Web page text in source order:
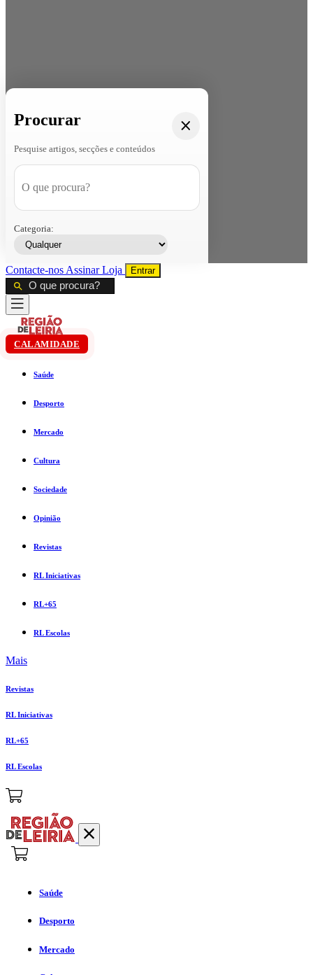
Procurar
Pesquise artigos, secções e conteúdos
Categoria:
Contacte-nos AssinarLoja Entrar
CALAMIDADE
Saúde
Desporto
Mercado
Cultura
Sociedade
Opinião
Revistas
RL Iniciativas
RL+65
RL Escolas
Mais
Revistas
RL Iniciativas
RL+65
RL Escolas
Saúde
Desporto
Mercado